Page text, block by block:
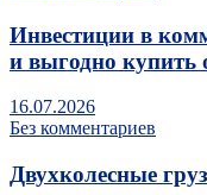
Инвестиции в
и выгодно купить
16.07.2026
Без комментариев
Двухколесные